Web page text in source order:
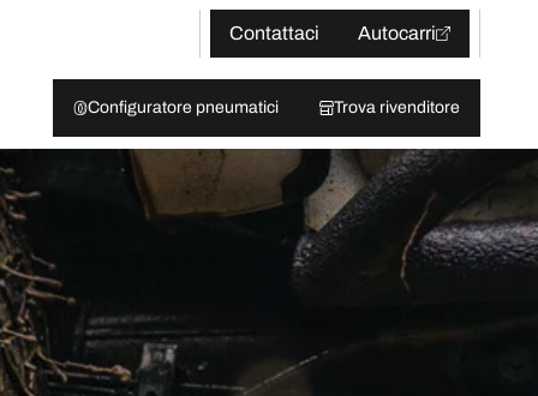
Contattaci
Autocarri
Configuratore pneumatici Trova rivenditore